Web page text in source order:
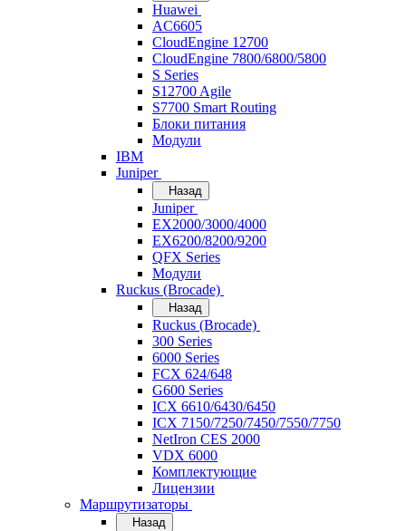
Huawei
AC6605
CloudEngine 12700
CloudEngine 7800/6800/5800
S Series
S12700 Agile
S7700 Smart Routing
Блоки питания
Модули
IBM
Juniper
Назад
Juniper
EX2000/3000/4000
EX6200/8200/9200
QFX Series
Модули
Ruckus (Brocade)
Назад
Ruckus (Brocade)
300 Series
6000 Series
FCX 624/648
G600 Series
ICX 6610/6430/6450
ICX 7150/7250/7450/7550/7750
NetIron CES 2000
VDX 6000
Комплектующие
Лицензии
Маршрутизаторы
Назад